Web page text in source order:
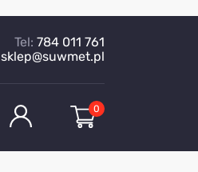
Tel: 784 011 761
sklep@suwmet.pl
0